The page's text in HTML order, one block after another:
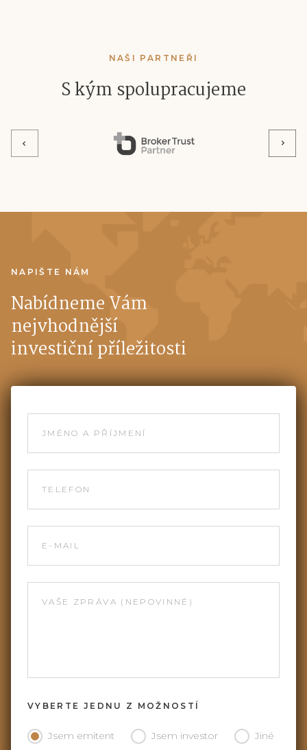
NAŠI PARTNEŘI
S kým spolupracujeme
NAPIŠTE NÁM
Nabídneme Vám
nejvhodnější
investiční příležitosti
JMÉNO A PŘÍJMENÍ
TELEFON
E-MAIL
VAŠE ZPRÁVA (NEPOVINNÉ)
VYBERTE JEDNU Z MOŽNOSTÍ
Jsem emitent Jsem investor Jiné